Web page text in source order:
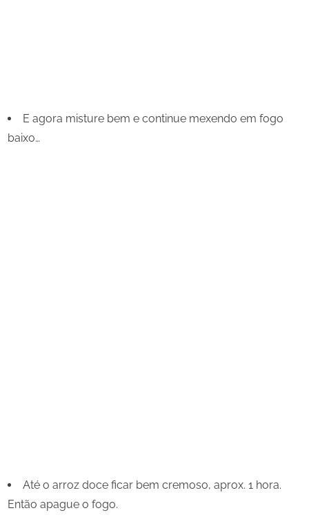
E agora misture bem e continue mexendo em fogo
baixo…
Até o arroz doce ficar bem cremoso, aprox. 1 hora.
Então apague o fogo.